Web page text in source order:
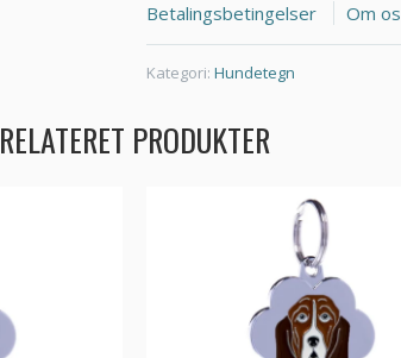
Betalingsbetingelser Om os
Kategori: Hundetegn
RELATERET PRODUKTER